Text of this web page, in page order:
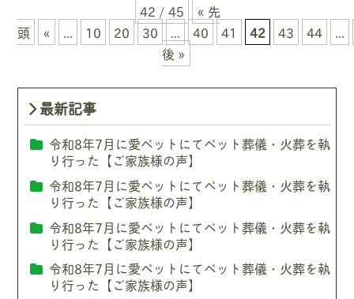
42 / 45
« 先
頭
« ... 10 20 30 ... 40 41 42 43 44
...
後 »
最新記事
令和8年7月に愛ペットにてペット葬儀・火葬を執
り行った【ご家族様の声】
令和8年7月に愛ペットにてペット葬儀・火葬を執
り行った【ご家族様の声】
令和8年7月に愛ペットにてペット葬儀・火葬を執
り行った【ご家族様の声】
令和8年7月に愛ペットにてペット葬儀・火葬を執
り行った【ご家族様の声】